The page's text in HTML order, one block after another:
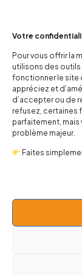
Votre
Pour vous offrir la
utilisons des
fonctionner le site
appréciez et
d’accepter ou de
refusez, certaines
parfaitement, mais
problème majeur.
Faites
Legging Five
Punch
7,00€
-69%
Kawai